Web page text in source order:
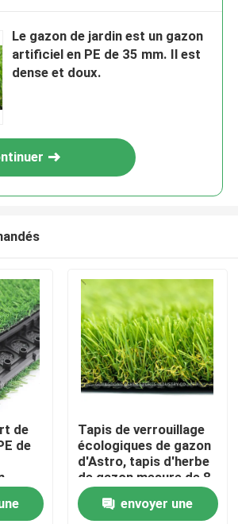
Le gazon de jardin est un gazon
artificiel en PE de 35 mm. Il est
dense et doux.
de
de
Tapis de verrouillage
écologiques de gazon
d'Astro, tapis d'herbe
de gazon mesure de 8
pouces
envoyer une